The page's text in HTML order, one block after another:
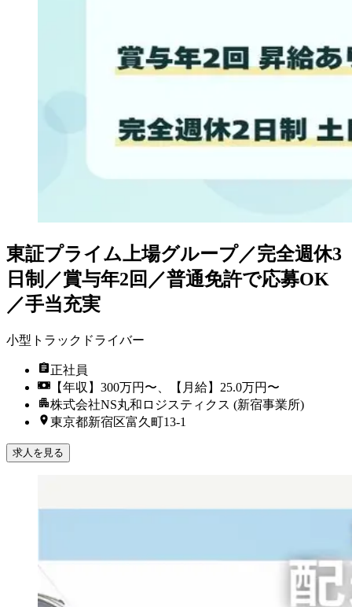
東証プライム上場グループ／完全週休3
日制／賞与年2回／普通免許で応募OK
／手当充実
小型トラックドライバー
正社員
【年収】300万円〜、【月給】25.0万円〜
株式会社NS丸和ロジスティクス (新宿事業所)
東京都新宿区富久町13-1
求人を見る